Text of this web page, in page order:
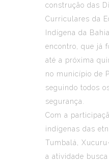
construção das
Curriculares da
Indígena da
encontro, que já
até a próxima
no município de
seguindo todos
segurança.
Com a
indígenas das
Tumbalá,
a atividade